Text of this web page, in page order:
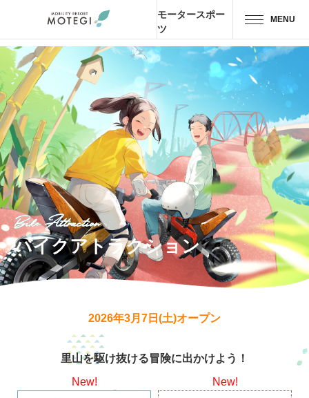
モータースポー
ツ
MENU
トップページ EN CH
エリア・施設
アトラクション・アクティビティ
モータースポーツ
ホテル・キャンプ
レストラン
アトラクション
待ち時間案内
イベント
Bike Attraction
バイクアトラクション
2026年3月7日(土)オープン
里山を駆け抜ける冒険に出かけよう！
New!
New!